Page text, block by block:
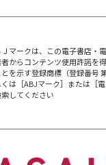
Ｊマークは、この電子書店・
からコンテンツ使用許諾を
を示す登録商標（登録番号
は［ABJマーク］または［
してください